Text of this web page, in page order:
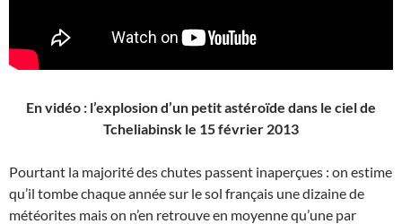
En vidéo : l’explosion d’un petit astéroïde dans le ciel de
Tcheliabinsk le 15 février 2013
Pourtant la majorité des chutes passent inaperçues : on estime
qu’il tombe chaque année sur le sol français une dizaine de
météorites mais on n’en retrouve en moyenne qu’une par